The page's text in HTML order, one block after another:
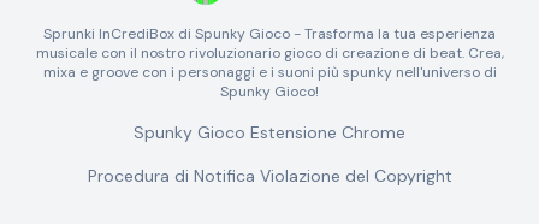
Sprunki InCrediBox di Spunky Gioco - Trasforma la tua esperienza
musicale con il nostro rivoluzionario gioco di creazione di beat. Crea,
mixa e groove con i personaggi e i suoni più spunky nell'universo di
Spunky Gioco!
Spunky Gioco Estensione Chrome
Procedura di Notifica Violazione del Copyright